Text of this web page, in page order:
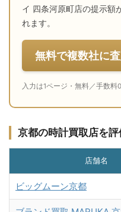
イ 四条河原町店の提示額
れます。
無料で複数社に
入力は1ページ・無料／手数料
京都の時計買取店を
店舗名
ビッグムーン京都